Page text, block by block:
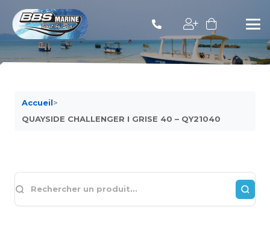
Accueil>
QUAYSIDE CHALLENGER I GRISE 40 – QY21040